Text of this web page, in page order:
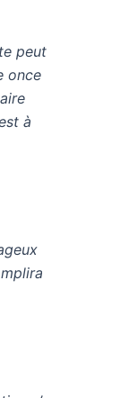
peut
once
à